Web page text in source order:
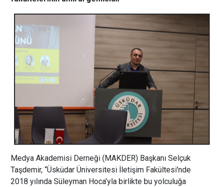
Medya Akademisi Derneği (MAKDER) Başkanı Selçuk
Taşdemir, “Üsküdar Üniversitesi İletişim Fakültesi'nde
2018 yılında Süleyman Hoca’yla birlikte bu yolculuğa